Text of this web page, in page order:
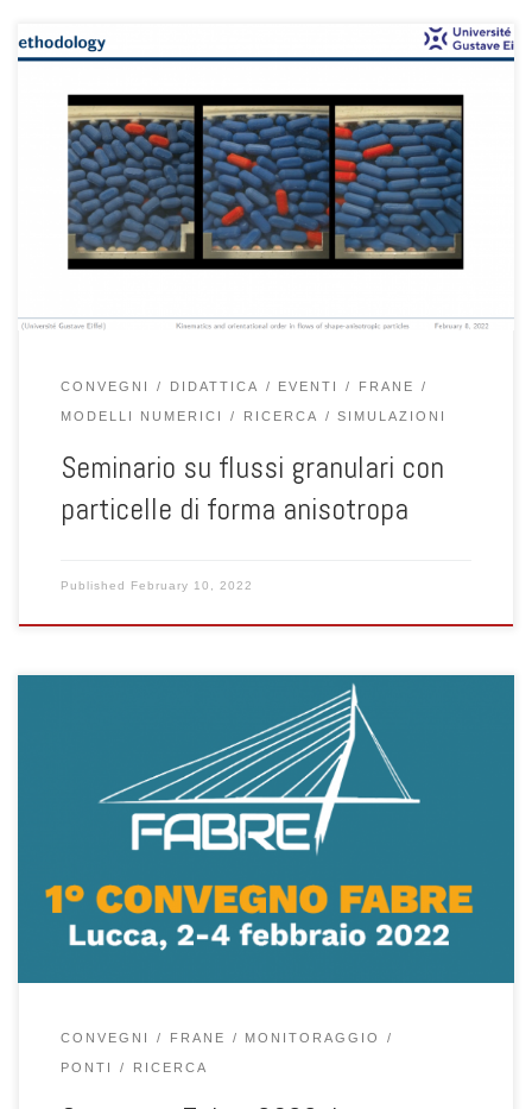
Il giorno 8 febbraio 2022 presso la sede Geomar del dipartimento
ICEA di Padova, il dott. Antonio Pol, già dottorando e collaboratore
presso la nostra Università e ora afferente all’Università Gustave
Eiffel a Nantes, ha tenuto un seminario dal titolo “Kinematics and
orientational order in granular flows made of shape-anisotropic […]
CONVEGNI DIDATTICA EVENTI FRANE
MODELLI NUMERICI RICERCA SIMULAZIONI
Seminario su flussi granulari con
particelle di forma anisotropa
Published February 10, 2022
Una delegazione del gruppo di geotecnica con il dott. Ing. Lorenzo
Brezzi e il dott. Ing. Fabio Gabrieli partecipa al convegno Fabre dal
titolo “Ponti, viadotti, e gallerie esistenti: ricerca, innovazione e
CONVEGNI FRANE MONITORAGGIO
PONTI RICERCA